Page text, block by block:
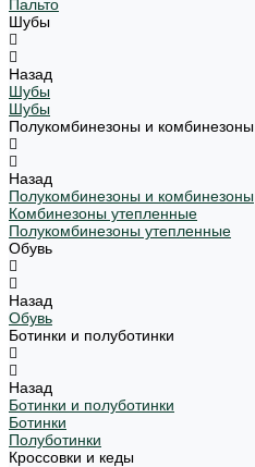
Пальто
Шубы
Назад
Шубы
Шубы
Полукомбинезоны и комбинезоны
Назад
Полукомбинезоны и комбинезоны
Комбинезоны утепленные
Полукомбинезоны утепленные
Обувь
Назад
Обувь
Ботинки и полуботинки
Назад
Ботинки и полуботинки
Ботинки
Полуботинки
Кроссовки и кеды